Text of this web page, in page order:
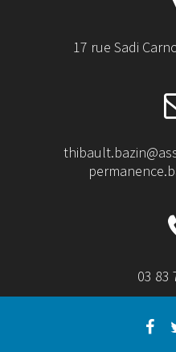
17 rue Sadi
03 83